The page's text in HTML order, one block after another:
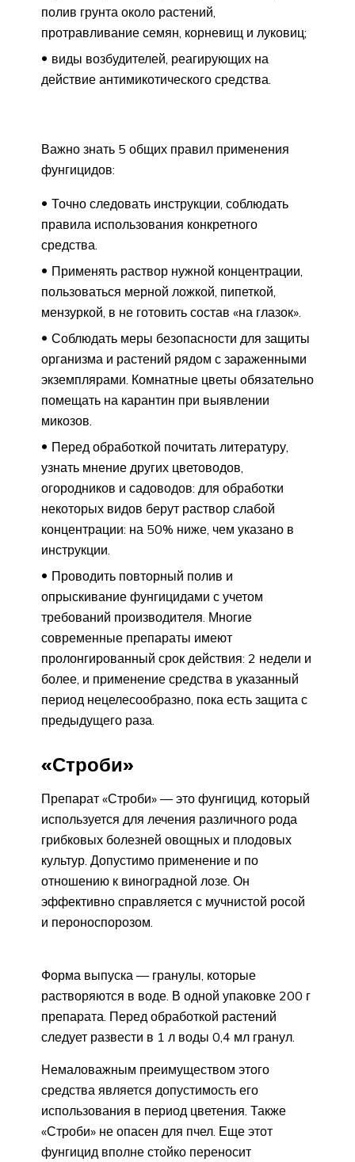
полив грунта около растений,
протравливание семян, корневищ и луковиц;
виды возбудителей, реагирующих на
действие антимикотического средства.
Важно знать 5 общих правил применения
фунгицидов:
Точно следовать инструкции, соблюдать
правила использования конкретного
средства.
Применять раствор нужной концентрации,
пользоваться мерной ложкой, пипеткой,
мензуркой, в не готовить состав «на глазок».
Соблюдать меры безопасности для защиты
организма и растений рядом с зараженными
экземплярами. Комнатные цветы обязательно
помещать на карантин при выявлении
микозов.
Перед обработкой почитать литературу,
узнать мнение других цветоводов,
огородников и садоводов: для обработки
некоторых видов берут раствор слабой
концентрации: на 50% ниже, чем указано в
инструкции.
Проводить повторный полив и
опрыскивание фунгицидами с учетом
требований производителя. Многие
современные препараты имеют
пролонгированный срок действия: 2 недели и
более, и применение средства в указанный
период нецелесообразно, пока есть защита с
предыдущего раза.
«Строби»
Препарат «Строби» ­­— это фунгицид, который
используется для лечения различного рода
грибковых болезней овощных и плодовых
культур. Допустимо применение и по
отношению к виноградной лозе. Он
эффективно справляется с мучнистой росой
и пероноспорозом.
Форма выпуска — гранулы, которые
растворяются в воде. В одной упаковке 200 г
препарата. Перед обработкой растений
следует развести в 1 л воды 0,4 мл гранул.
Немаловажным преимуществом этого
средства является допустимость его
использования в период цветения. Также
«Строби» не опасен для пчел. Еще этот
фунгицид вполне стойко переносит